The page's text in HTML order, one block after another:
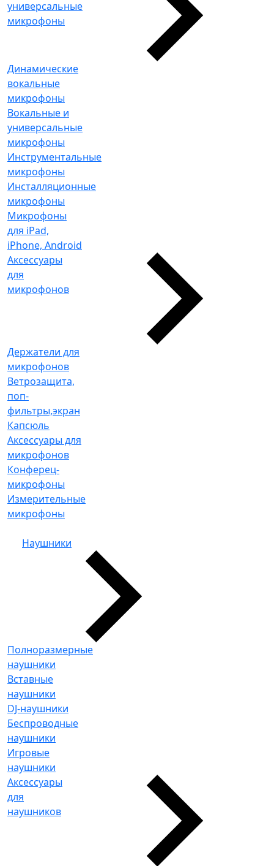
универсальные
микрофоны
Динамические
вокальные
микрофоны
Вокальные и
универсальные
микрофоны
Инструментальные
микрофоны
Инсталляционные
микрофоны
Микрофоны
для iPad,
iPhone, Android
Аксессуары
для
микрофонов
Держатели для
микрофонов
Ветрозащита,
поп-
фильтры,экран
Капсюль
Аксессуары для
микрофонов
Конферец-
микрофоны
Измерительные
микрофоны
Наушники
Полноразмерные
наушники
Вставные
наушники
DJ-наушники
Беспроводные
наушники
Игровые
наушники
Аксессуары
для
наушников